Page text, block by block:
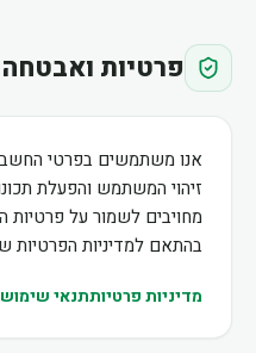
פרטיות ואבטחה
אנו משתמשים בפרטי
זיהוי המשתמש והפעלת
מחויבים לשמור על
בהתאם למדיניות הפרטיות
מדיניות פרטיותתנאי שימוש